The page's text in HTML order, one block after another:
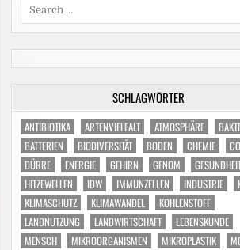
SCHLAGWÖRTER
ANTIBIOTIKA ARTENVIELFALT ATMOSPHÄRE
BATTERIEN
BIODIVERSITÄT BODEN CHEMIE
DÜRRE
ENERGIE GEHIRN GENOM
HITZEWELLEN
IDW IMMUNZELLEN INDUSTRIE
KLIMASCHUTZ
KLIMAWANDEL
KOHLENSTOFF
LANDNUTZUNG
LANDWIRTSCHAFT
LEBENSKUNDE
MENSCH
MIKROORGANISMEN MIKROPLASTIK